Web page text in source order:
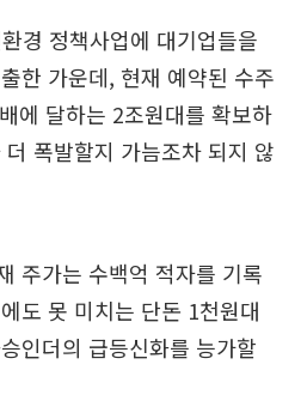
경 정책사업에 대기업들을
한 가운데, 현재 예약된 수주
에 달하는 2조원대를 확보하
폭발할지 가늠조차 되지 않
주가는 수백억 적자를 기록
도 못 미치는 단돈 1천원대
인더의 급등신화를 능가할